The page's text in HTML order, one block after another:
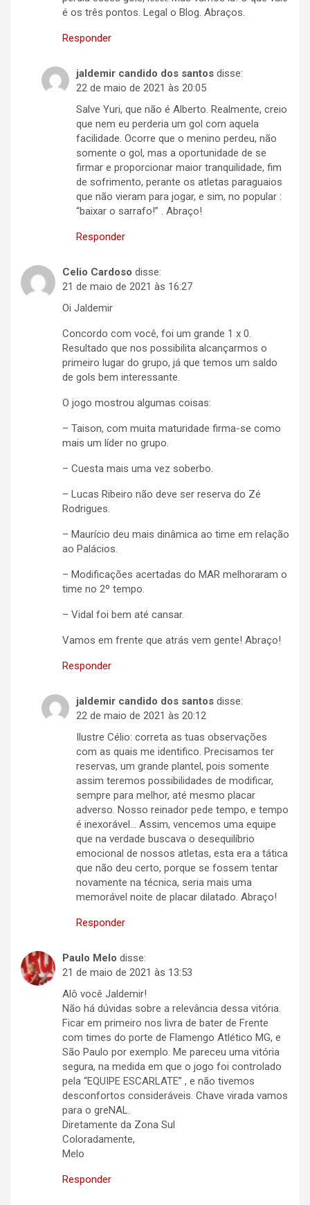
é os três pontos. Legal o Blog. Abraços.
Responder
jaldemir candido dos santos disse:
22 de maio de 2021 às 20:05
Salve Yuri, que não é Alberto. Realmente, creio
que nem eu perderia um gol com aquela
facilidade. Ocorre que o menino perdeu, não
somente o gol, mas a oportunidade de se
firmar e proporcionar maior tranquilidade, fim
de sofrimento, perante os atletas paraguaios
que não vieram para jogar, e sim, no popular :
“baixar o sarrafo!” . Abraço!
Responder
Celio Cardoso disse:
21 de maio de 2021 às 16:27
Oi Jaldemir
Concordo com você, foi um grande 1 x 0.
Resultado que nos possibilita alcançarmos o
primeiro lugar do grupo, já que temos um saldo
de gols bem interessante.
O jogo mostrou algumas coisas:
– Taison, com muita maturidade firma-se como
mais um líder no grupo.
– Cuesta mais uma vez soberbo.
– Lucas Ribeiro não deve ser reserva do Zé
Rodrigues.
– Maurício deu mais dinâmica ao time em relação
ao Palácios.
– Modificações acertadas do MAR melhoraram o
time no 2º tempo.
– Vidal foi bem até cansar.
Vamos em frente que atrás vem gente! Abraço!
Responder
jaldemir candido dos santos disse:
22 de maio de 2021 às 20:12
Ilustre Célio: correta as tuas observações
com as quais me identifico. Precisamos ter
reservas, um grande plantel, pois somente
assim teremos possibilidades de modificar,
sempre para melhor, até mesmo placar
adverso. Nosso reinador pede tempo, e tempo
é inexorável… Assim, vencemos uma equipe
que na verdade buscava o desequilíbrio
emocional de nossos atletas, esta era a tática
que não deu certo, porque se fossem tentar
novamente na técnica, seria mais uma
memorável noite de placar dilatado. Abraço!
Responder
Paulo Melo disse:
21 de maio de 2021 às 13:53
Alô você Jaldemir!
Não há dúvidas sobre a relevância dessa vitória.
Ficar em primeiro nos livra de bater de Frente
com times do porte de Flamengo Atlético MG, e
São Paulo por exemplo. Me pareceu uma vitória
segura, na medida em que o jogo foi controlado
pela “EQUIPE ESCARLATE” , e não tivemos
desconfortos consideráveis. Chave virada vamos
para o greNAL.
Diretamente da Zona Sul
Coloradamente,
Melo
Responder